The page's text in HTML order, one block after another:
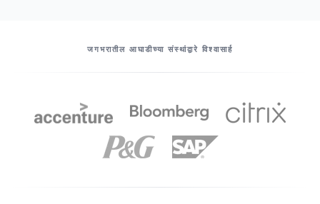
जगभरातील आघाडीच्या संस्थांद्वारे विश्वासार्ह